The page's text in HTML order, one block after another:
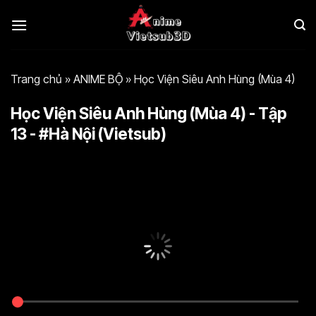
qua
Trang chủ » ANIME BỘ » Học Viện Siêu Anh Hùng (Mùa 4)
Học Viện Siêu Anh Hùng (Mùa 4) - Tập
13 - #Hà Nội (Vietsub)